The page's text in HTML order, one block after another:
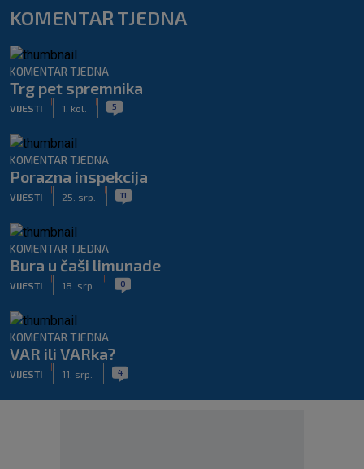
KOMENTAR TJEDNA
KOMENTAR TJEDNA
Trg pet spremnika
VIJESTI 1. kol. 5
KOMENTAR TJEDNA
Porazna inspekcija
VIJESTI 25. srp. 11
KOMENTAR TJEDNA
Bura u čaši limunade
VIJESTI 18. srp. 0
KOMENTAR TJEDNA
VAR ili VARka?
VIJESTI 11. srp. 4